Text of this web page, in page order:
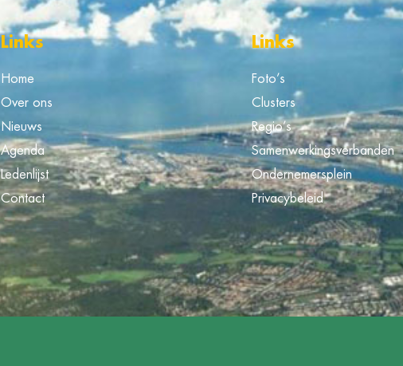
Links
Home
Over ons
Nieuws
Agenda
Ledenlijst
Contact
Links
Foto’s
Clusters
Regio’s
Samenwerkingsverbanden
Ondernemersplein
Privacybeleid